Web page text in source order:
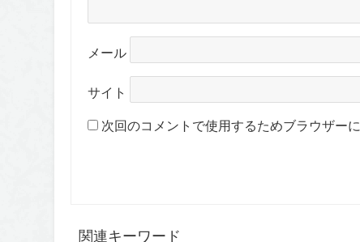
メール
サイト
次回のコメントで使用するためブラウザー
関連キーワード